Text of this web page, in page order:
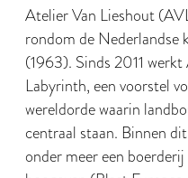
Atelier Van Lieshout
rondom de Nederlandse
(1963). Sinds 2011
Labyrinth, een voorstel
wereldorde waarin
centraal staan. Binnen
onder meer een